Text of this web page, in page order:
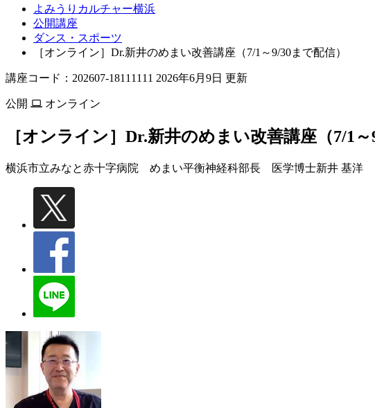
よみうりカルチャー横浜
公開講座
ダンス・スポーツ
［オンライン］Dr.新井のめまい改善講座（7/1～9/30まで配信）
講座コード：202607-18111111 2026年6月9日 更新
公開 オンライン
［オンライン］Dr.新井のめまい改善講座（7/1～
横浜市立みなと赤十字病院 めまい平衡神経科部長 医学博士新井 基洋